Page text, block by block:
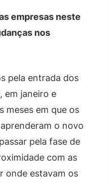
empresas neste
nos
pela entrada dos
em janeiro e
meses em que os
o novo
pela fase de
com as
onde estavam os